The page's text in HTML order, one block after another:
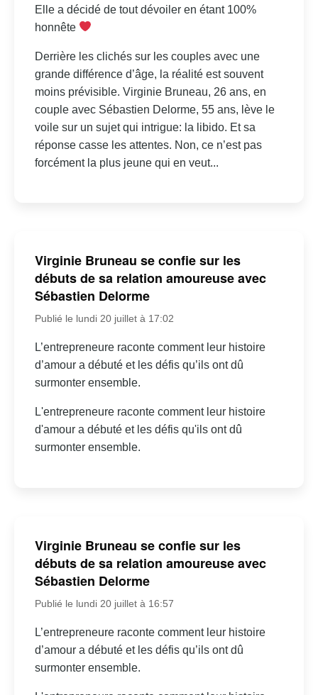
Elle a décidé de tout dévoiler en étant 100%
honnête
Derrière les clichés sur les couples avec une
grande différence d’âge, la réalité est souvent
moins prévisible. Virginie Bruneau, 26 ans, en
couple avec Sébastien Delorme, 55 ans, lève le
voile sur un sujet qui intrigue: la libido. Et sa
réponse casse les attentes. Non, ce n’est pas
forcément la plus jeune qui en veut...
Virginie Bruneau se confie sur les
débuts de sa relation amoureuse avec
Sébastien Delorme
Publié le lundi 20 juillet à 17:02
L’entrepreneure raconte comment leur histoire
d’amour a débuté et les défis qu’ils ont dû
surmonter ensemble.
L'entrepreneure raconte comment leur histoire
d'amour a débuté et les défis qu'ils ont dû
surmonter ensemble.
Virginie Bruneau se confie sur les
débuts de sa relation amoureuse avec
Sébastien Delorme
Publié le lundi 20 juillet à 16:57
L’entrepreneure raconte comment leur histoire
d’amour a débuté et les défis qu’ils ont dû
surmonter ensemble.